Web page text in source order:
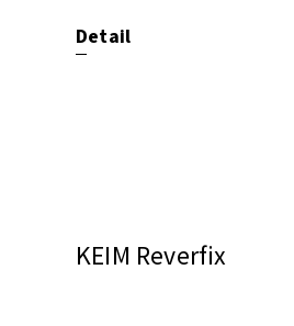
Detail
KEIM Reverfix